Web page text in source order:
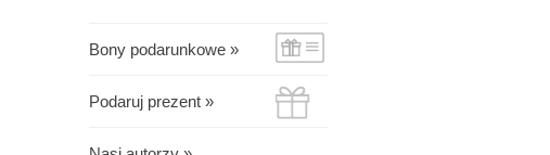
Bony podarunkowe »
Podaruj prezent »